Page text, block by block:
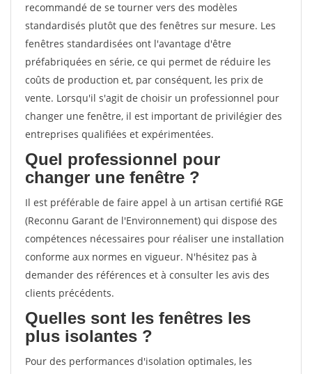
recommandé de se tourner vers des modèles
standardisés plutôt que des fenêtres sur mesure. Les
fenêtres standardisées ont l'avantage d'être
préfabriquées en série, ce qui permet de réduire les
coûts de production et, par conséquent, les prix de
vente. Lorsqu'il s'agit de choisir un professionnel pour
changer une fenêtre, il est important de privilégier des
entreprises qualifiées et expérimentées.
Quel professionnel pour
changer une fenêtre ?
Il est préférable de faire appel à un artisan certifié RGE
(Reconnu Garant de l'Environnement) qui dispose des
compétences nécessaires pour réaliser une installation
conforme aux normes en vigueur. N'hésitez pas à
demander des références et à consulter les avis des
clients précédents.
Quelles sont les fenêtres les
plus isolantes ?
Pour des performances d'isolation optimales, les